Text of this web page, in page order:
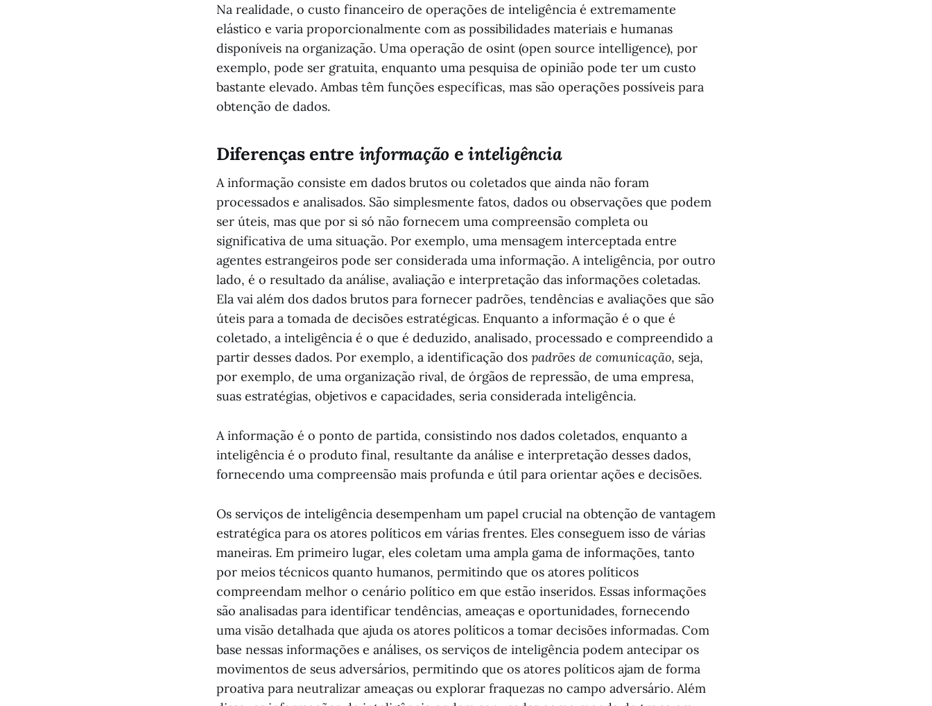
Na realidade, o custo financeiro de operações de inteligência é extremamente
elástico e varia proporcionalmente com as possibilidades materiais e humanas
disponíveis na organização. Uma operação de osint (open source intelligence), por
exemplo, pode ser gratuita, enquanto uma pesquisa de opinião pode ter um custo
bastante elevado. Ambas têm funções específicas, mas são operações possíveis para
obtenção de dados.
Diferenças entre informação einteligência
A informação consiste em dados brutos ou coletados que ainda não foram
processados e analisados. São simplesmente fatos, dados ou observações que podem
ser úteis, mas que por si só não fornecem uma compreensão completa ou
significativa de uma situação. Por exemplo, uma mensagem interceptada entre
agentes estrangeiros pode ser considerada uma informação. A inteligência, por outro
lado, é o resultado da análise, avaliação e interpretação das informações coletadas.
Ela vai além dos dados brutos para fornecer padrões, tendências e avaliações que são
úteis para a tomada de decisões estratégicas. Enquanto a informação é o que é
coletado, a inteligência é o que é deduzido, analisado, processado e compreendido a
partir desses dados. Por exemplo, a identificação dos padrões de comunicação, seja,
por exemplo, de uma organização rival, de órgãos de repressão, de uma empresa,
suas estratégias, objetivos e capacidades, seria considerada inteligência.
A informação é o ponto de partida, consistindo nos dados coletados, enquanto a
inteligência é o produto final, resultante da análise e interpretação desses dados,
fornecendo uma compreensão mais profunda e útil para orientar ações e decisões.
Os serviços de inteligência desempenham um papel crucial na obtenção de vantagem
estratégica para os atores políticos em várias frentes. Eles conseguem isso de várias
maneiras. Em primeiro lugar, eles coletam uma ampla gama de informações, tanto
por meios técnicos quanto humanos, permitindo que os atores políticos
compreendam melhor o cenário político em que estão inseridos. Essas informações
são analisadas para identificar tendências, ameaças e oportunidades, fornecendo
uma visão detalhada que ajuda os atores políticos a tomar decisões informadas. Com
base nessas informações e análises, os serviços de inteligência podem antecipar os
movimentos de seus adversários, permitindo que os atores políticos ajam de forma
proativa para neutralizar ameaças ou explorar fraquezas no campo adversário. Além